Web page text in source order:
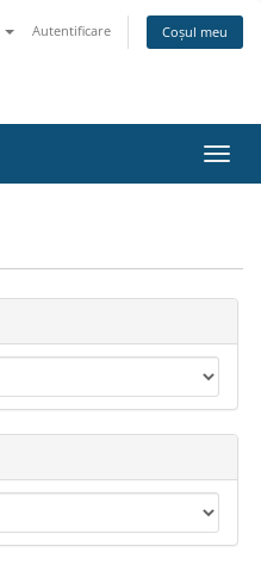
Autentificare Coșul meu